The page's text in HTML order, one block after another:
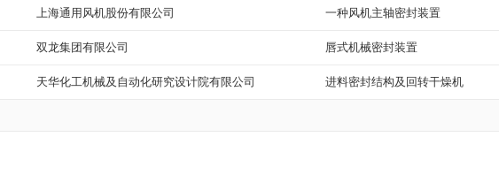
上海通用风机股份有限公司 一种风机主轴密封装置
双龙集团有限公司 唇式机械密封装置
天华化工机械及自动化研究设计院有限公司 进料密封结构及回转干燥机